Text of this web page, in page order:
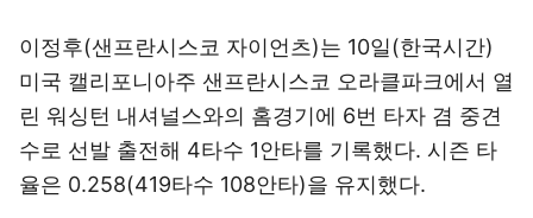
이정후(샌프란시스코 자이언츠)는 10일(한국시간)
미국 캘리포니아주 샌프란시스코 오라클파크에서 열
린 워싱턴 내셔널스와의 홈경기에 6번 타자 겸 중견
수로 선발 출전해 4타수 1안타를 기록했다. 시즌 타
율은 0.258(419타수 108안타)을 유지했다.